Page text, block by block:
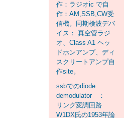
作：ラジオic で自
作：AM,SSB,CW受
信機。同期検波デバ
イス： 真空管ラジ
オ、Class A1 ヘッ
ドホンアンプ、ディ
スクリートアンプ自
作site。
ssbでのdiode
demodulator ：
リング変調回路
W1DX氏の1953年論